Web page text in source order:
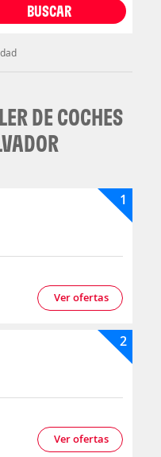
BUSCAR
DE COCHES
1
Ver ofertas
2
Ver ofertas